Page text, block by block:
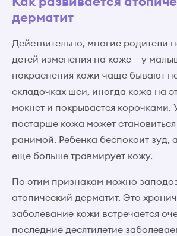
дерматит
Действительно, многие родители
детей изменения на коже – у
покраснения кожи чаще бывают
складочках шеи, иногда кожа на
мокнет и покрывается корочками.
постарше кожа может становиться
ранимой. Ребенка беспокоит зуд,
еще больше травмирует кожу.
По этим признакам можно
атопический дерматит. Это
заболевание кожи встречается
последние десятилетие